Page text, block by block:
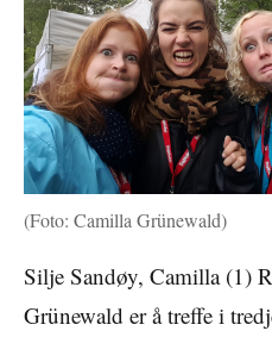
(Foto: Camilla Grünewald)
Silje Sandøy, Camilla (1)
Grünewald er å treffe i